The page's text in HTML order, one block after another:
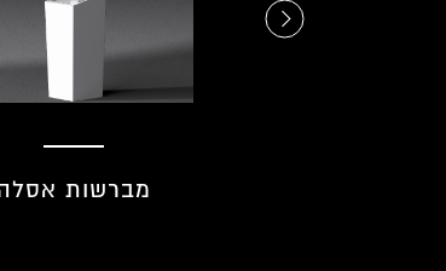
מראה מגדילה